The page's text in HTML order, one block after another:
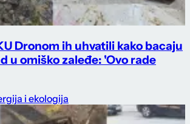
Dronom ih uhvatili kako bacaju
u omiško zaleđe: 'Ovo rade
i ekologija